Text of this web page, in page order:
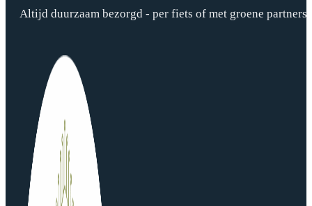
Altijd duurzaam bezorgd - per fiets of met groene partners